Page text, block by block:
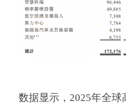
数据显示，2025年全